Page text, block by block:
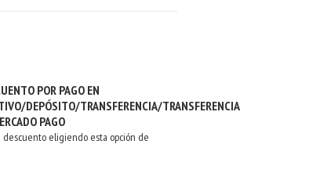
POR PAGO EN
DEPÓSITO/TRANSFERENCIA/TRANSFERENCIA
PAGO
descuento eligiendo esta opción de